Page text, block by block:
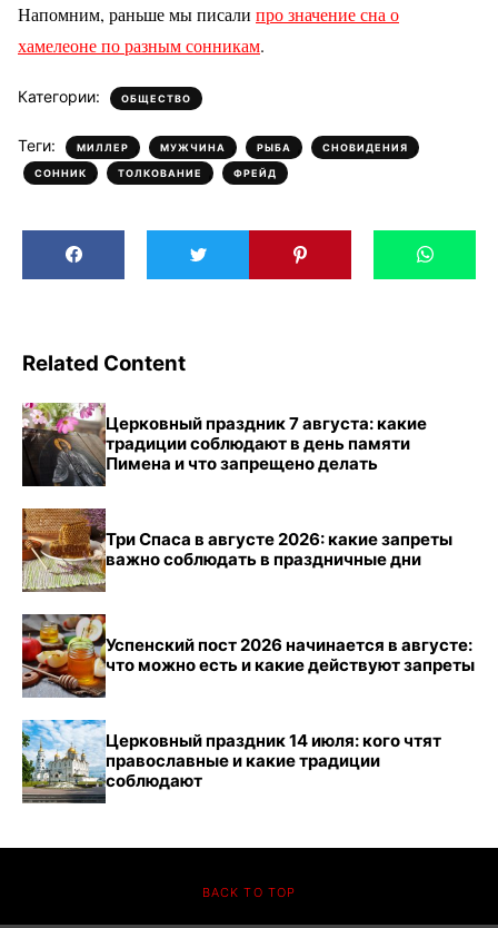
Напомним, раньше мы писали про значение сна о
хамелеоне по разным сонникам.
Категории: ОБЩЕСТВО
Теги: МИЛЛЕР , МУЖЧИНА , РЫБА , СНОВИДЕНИЯ ,
СОННИК , ТОЛКОВАНИЕ , ФРЕЙД
Related Content
Церковный праздник 7 августа: какие
традиции соблюдают в день памяти
Пимена и что запрещено делать
Три Спаса в августе 2026: какие запреты
важно соблюдать в праздничные дни
Успенский пост 2026 начинается в августе:
что можно есть и какие действуют запреты
Церковный праздник 14 июля: кого чтят
православные и какие традиции
соблюдают
BACK TO TOP